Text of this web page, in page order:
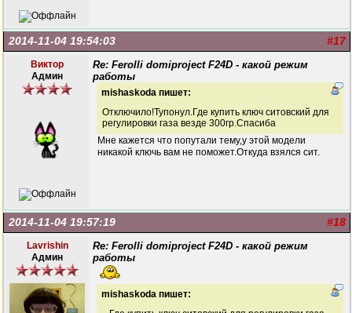
#17
2014-11-04 19:54:03
Виктор
Админ
Re: Ferolli domiproject F24D - какой режим
работы
mishaskoda пишет:
Отключило!Тупонул.Где купить ключ ситовский для
регулировки газа везде 300гр.Спасиба
Мне кажется что попутали тему,у этой модели
никакой ключь вам не поможет.Откуда взялся сит.
#18
2014-11-04 19:57:19
Lavrishin
Админ
Re: Ferolli domiproject F24D - какой режим
работы
mishaskoda пишет: